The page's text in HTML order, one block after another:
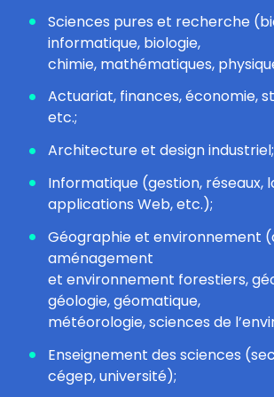
Sciences pures et recherche
informatique, biologie,
chimie, mathématiques,
Actuariat, finances, économie,
etc.;
Architecture et design industriel;
Informatique (gestion, réseaux,
applications Web, etc.);
Géographie et environnement
aménagement
et environnement forestiers,
géologie, géomatique,
météorologie, sciences de
Enseignement des sciences
cégep, université);